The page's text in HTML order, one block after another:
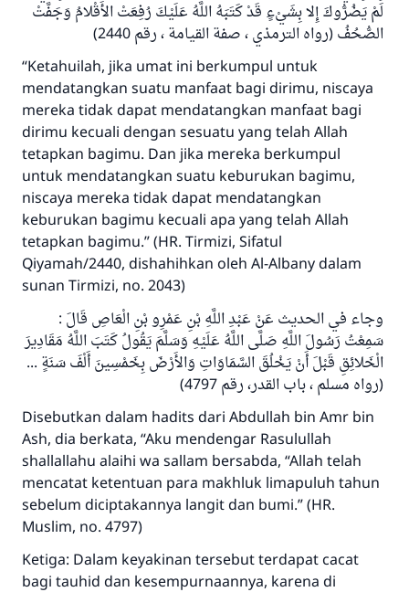
لَمْ يَضُرُّوكَ إِلا بِشَيْءٍ قَدْ كَتَبَهُ اللَّهُ عَلَيْكَ رُفِعَتْ الأَقْلامُ وَجَفَّتْ
الصُّحُفُ (رواه الترمذي ، صفة القيامة ، رقم 2440)
“Ketahuilah, jika umat ini berkumpul untuk
mendatangkan suatu manfaat bagi dirimu, niscaya
mereka tidak dapat mendatangkan manfaat bagi
dirimu kecuali dengan sesuatu yang telah Allah
tetapkan bagimu. Dan jika mereka berkumpul
untuk mendatangkan suatu keburukan bagimu,
niscaya mereka tidak dapat mendatangkan
keburukan bagimu kecuali apa yang telah Allah
tetapkan bagimu.” (HR. Tirmizi, Sifatul
Qiyamah/2440, dishahihkan oleh Al-Albany dalam
sunan Tirmizi, no. 2043)
وجاء في الحديث عَنْ عَبْدِ اللَّهِ بْنِ عَمْرِو بْنِ الْعَاصِ قَالَ :
سَمِعْتُ رَسُولَ اللَّهِ صَلَّى اللَّهُ عَلَيْهِ وَسَلَّمَ يَقُولُ كَتَبَ اللَّهُ مَقَادِيرَ
الْخَلائِقِ قَبْلَ أَنْ يَخْلُقَ السَّمَاوَاتِ وَالأَرْضَ بِخَمْسِينَ أَلْفَ سَنَةٍ ...
(رواه مسلم ، باب القدر، رقم 4797)
Disebutkan dalam hadits dari Abdullah bin Amr bin
Ash, dia berkata, “Aku mendengar Rasulullah
shallallahu alaihi wa sallam bersabda, “Allah telah
mencatat ketentuan para makhluk limapuluh tahun
sebelum diciptakannya langit dan bumi.” (HR.
Muslim, no. 4797)
Ketiga: Dalam keyakinan tersebut terdapat cacat
bagi tauhid dan kesempurnaannya, karena di